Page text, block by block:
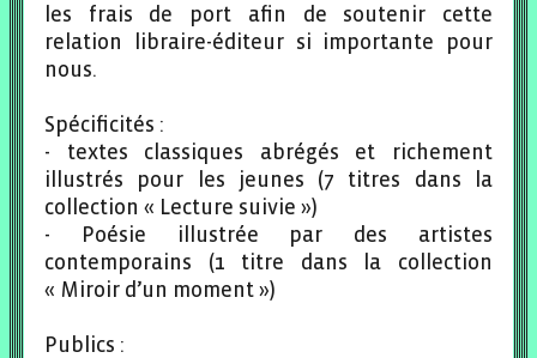
les frais de port afin de soutenir cette
relation libraire-éditeur si importante pour
nous.
Spécificités :
- textes classiques abrégés et richement
illustrés pour les jeunes (7 titres dans la
collection « Lecture suivie »)
- Poésie illustrée par des artistes
contemporains (1 titre dans la collection
« Miroir d’un moment »)
Publics :